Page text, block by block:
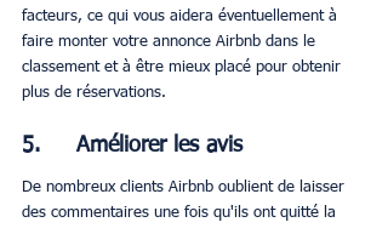
facteurs, ce qui vous aidera éventuellement à
faire monter votre annonce Airbnb dans le
classement et à être mieux placé pour obtenir
plus de réservations.
5.     Améliorer les avis
De nombreux clients Airbnb oublient de laisser
des commentaires une fois qu'ils ont quitté la